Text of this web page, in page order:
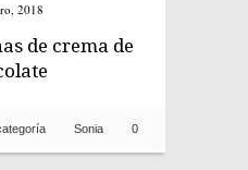
2018
de crema de
0
Sonia